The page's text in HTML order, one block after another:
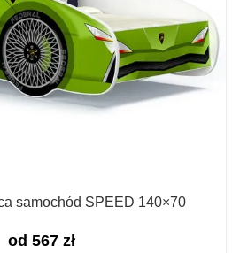
samochód SPEED 140×70
od 567 zł